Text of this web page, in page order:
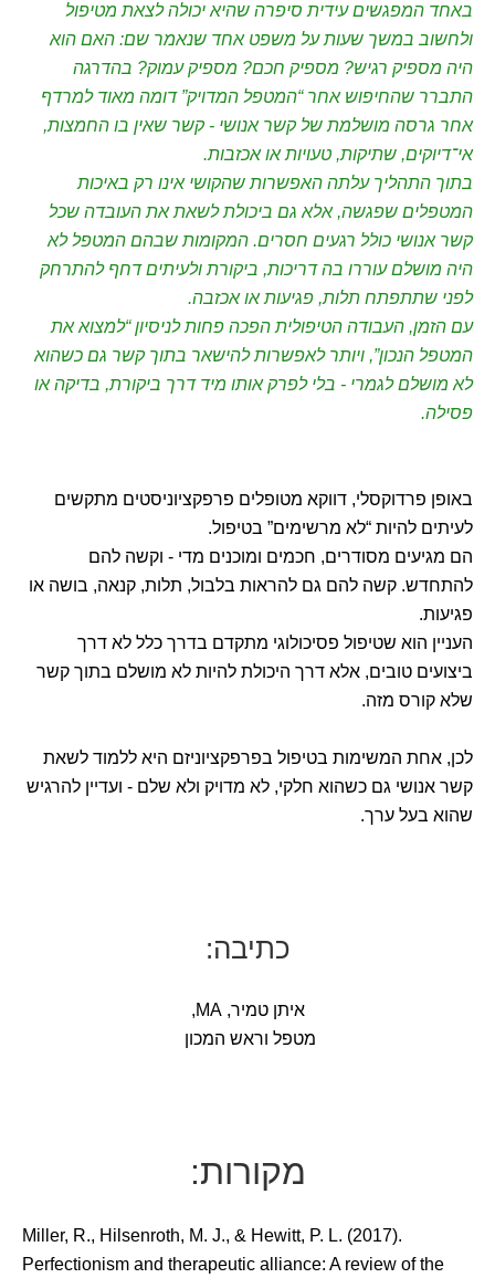
באחד המפגשים עידית סיפרה שהיא יכולה לצאת מטיפול
ולחשוב במשך שעות על משפט אחד שנאמר שם: האם הוא
היה מספיק רגיש? מספיק חכם? מספיק עמוק? בהדרגה
התברר שהחיפוש אחר “המטפל המדויק” דומה מאוד למרדף
אחר גרסה מושלמת של קשר אנושי - קשר שאין בו החמצות,
אי־דיוקים, שתיקות, טעויות או אכזבות.
בתוך התהליך עלתה האפשרות שהקושי אינו רק באיכות
המטפלים שפגשה, אלא גם ביכולת לשאת את העובדה שכל
קשר אנושי כולל רגעים חסרים. המקומות שבהם המטפל לא
היה מושלם עוררו בה דריכות, ביקורת ולעיתים דחף להתרחק
לפני שתתפתח תלות, פגיעות או אכזבה.
עם הזמן, העבודה הטיפולית הפכה פחות לניסיון “למצוא את
המטפל הנכון”, ויותר לאפשרות להישאר בתוך קשר גם כשהוא
לא מושלם לגמרי - בלי לפרק אותו מיד דרך ביקורת, בדיקה או
פסילה.
באופן פרדוקסלי, דווקא מטופלים פרפקציוניסטים מתקשים
לעיתים להיות “לא מרשימים” בטיפול.
הם מגיעים מסודרים, חכמים ומוכנים מדי - וקשה להם
להתחדש. קשה להם גם להראות בלבול, תלות, קנאה, בושה או
פגיעות.
העניין הוא שטיפול פסיכולוגי מתקדם בדרך כלל לא דרך
ביצועים טובים, אלא דרך היכולת להיות לא מושלם בתוך קשר
שלא קורס מזה.
לכן, אחת המשימות בטיפול בפרפקציוניזם היא ללמוד לשאת
קשר אנושי גם כשהוא חלקי, לא מדויק ולא שלם - ועדיין להרגיש
שהוא בעל ערך.
כתיבה:
איתן טמיר, MA,
מטפל וראש המכון
מקורות:
Miller, R., Hilsenroth, M. J., & Hewitt, P. L. (2017).
Perfectionism and therapeutic alliance: A review of the